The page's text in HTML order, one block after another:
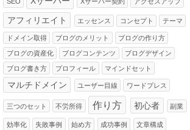
SEO Xサーバー契約 アクセスアップ
アフィリエイト エッセンス コンセプト テーマ
ドメイン取得 ブログのメリット ブログの作り方
ブログの資産化 ブログコンテンツ ブログデザイン
ブログ書き方 プロフィール マインドセット
マルチドメイン ユーザー目線 ワードプレス
三つのセット 不労所得 作り方 初心者 副業
効率化 失敗事例 始め方 成功事例 文章構成